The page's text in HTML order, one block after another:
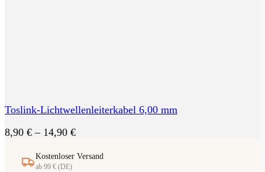
Toslink-Lichtwellenleiterkabel 6,00 mm
8,90 € – 14,90 €Preisspanne:
bis
Kostenloser Versand
ab 99 € (DE)